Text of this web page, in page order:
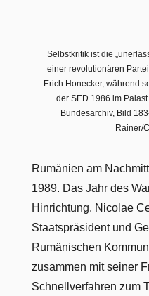
Selbstkritik ist die
einer revolutionären
Erich Honecker, während
der SED 1986 im
Bundesarchiv, Bild
Rainer/
Rumänien am
1989. Das Jahr des
Hinrichtung. Nicolae
Staatspräsident und
Rumänischen
zusammen mit seiner
Schnellverfahren zum